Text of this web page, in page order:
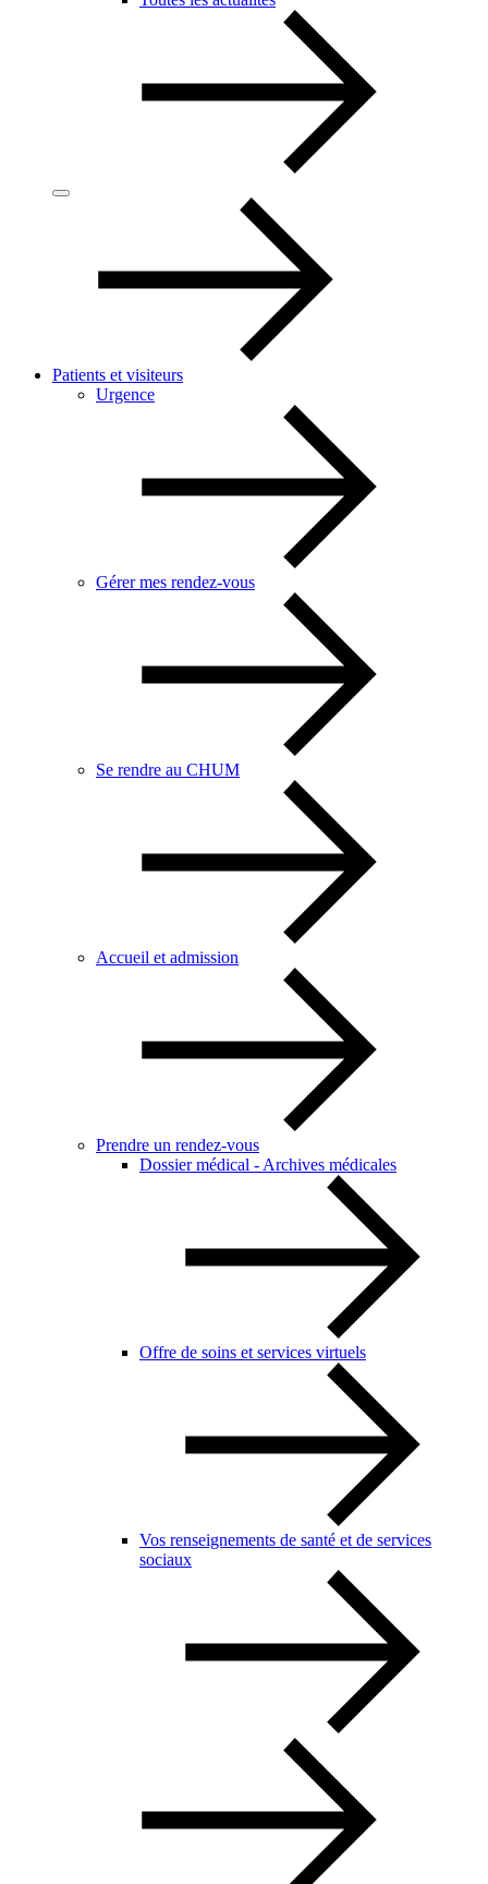
Patients et visiteurs
Urgence
Gérer mes rendez-vous
Se rendre au CHUM
Accueil et admission
Prendre un rendez-vous
Dossier médical - Archives médicales
Offre de soins et services virtuels
Vos renseignements de santé et de services
sociaux